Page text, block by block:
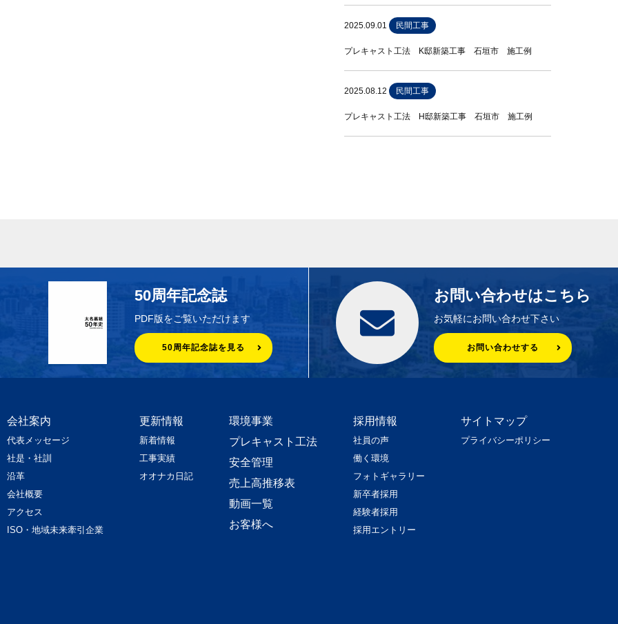
2025.09.01 民間工事
プレキャスト工法 K邸新築工事 石垣市 施工例
2025.08.12 民間工事
プレキャスト工法 H邸新築工事 石垣市 施工例
50周年記念誌
PDF版をご覧いただけます
50周年記念誌を見る
お問い合わせはこちら
お気軽にお問い合わせ下さい
お問い合わせする
会社案内
代表メッセージ
社是・社訓
沿革
会社概要
アクセス
ISO・地域未来牽引企業
更新情報
新着情報
工事実績
オオナカ日記
環境事業
プレキャスト工法
安全管理
売上高推移表
動画一覧
お客様へ
採用情報
社員の声
働く環境
フォトギャラリー
新卒者採用
経験者採用
採用エントリー
サイトマップ
プライバシーポリシー